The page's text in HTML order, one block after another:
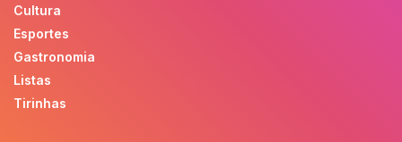
Cultura
Esportes
Gastronomia
Listas
Tirinhas